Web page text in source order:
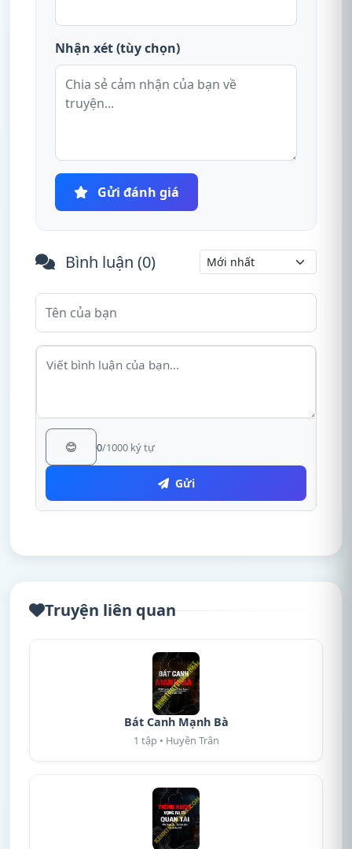
Nhận xét (tùy chọn)
Gửi đánh giá
Bình luận (0)
😊 0/1000 ký tự
Gửi
Truyện liên quan
Bát Canh Mạnh Bà
1 tập • Huyền Trân